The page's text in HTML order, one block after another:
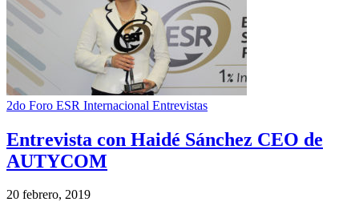
2do Foro ESR Internacional Entrevistas
Entrevista con Haidé Sánchez CEO de
AUTYCOM
20 febrero, 2019